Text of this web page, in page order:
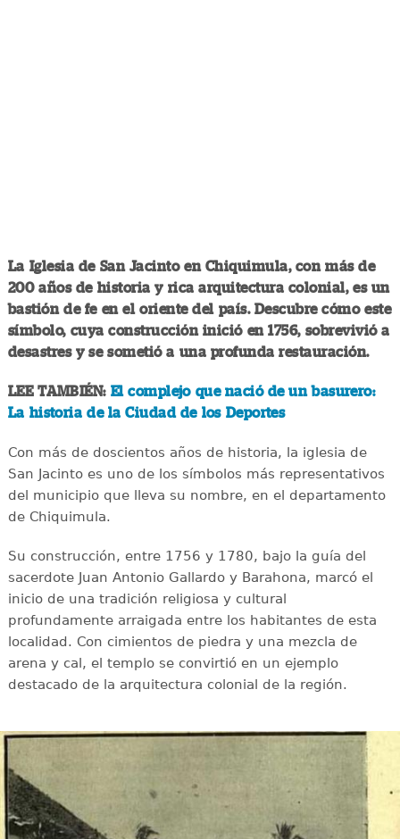
La Iglesia de San Jacinto en Chiquimula, con más de
200 años de historia y rica arquitectura colonial, es un
bastión de fe en el oriente del país. Descubre cómo este
símbolo, cuya construcción inició en 1756, sobrevivió a
desastres y se sometió a una profunda restauración.
LEE TAMBIÉN: El complejo que nació de un basurero:
La historia de la Ciudad de los Deportes
Con más de doscientos años de historia, la iglesia de
San Jacinto es uno de los símbolos más representativos
del municipio que lleva su nombre, en el departamento
de Chiquimula.
Su construcción, entre 1756 y 1780, bajo la guía del
sacerdote Juan Antonio Gallardo y Barahona, marcó el
inicio de una tradición religiosa y cultural
profundamente arraigada entre los habitantes de esta
localidad. Con cimientos de piedra y una mezcla de
arena y cal, el templo se convirtió en un ejemplo
destacado de la arquitectura colonial de la región.